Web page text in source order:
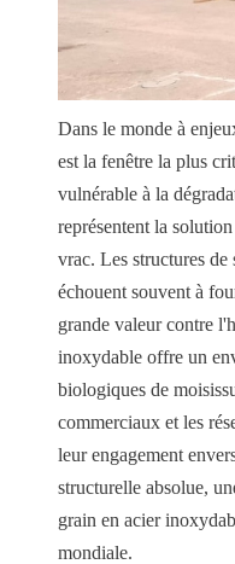
Dans le monde à
est la fenêtre la plus
vulnérable à la
représentent la
vrac. Les structures de
échouent souvent à
grande valeur contre
inoxydable offre un
biologiques de
commerciaux et les
leur engagement
structurelle absolue,
grain en acier
mondiale.